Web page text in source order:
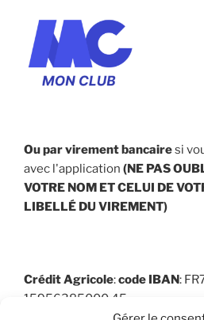
Ou par virement bancairesi
avec l'application (NE PAS
VOTRE NOM ET CELUI DE
LIBELLÉ DU VIREMENT)
Crédit Agricole:code IBAN:
15956385000 45